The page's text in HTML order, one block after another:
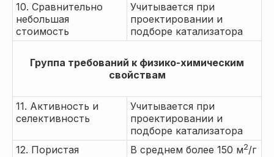
10. Сравнительно
небольшая
стоимость
Учитывается при
проектировании и
подборе катализатора
Группа требований к физико-химическим
свойствам
11. Активность и
селективность
Учитывается при
проектировании и
подборе катализатора
12. Пористая
В среднем более 150 м2/г